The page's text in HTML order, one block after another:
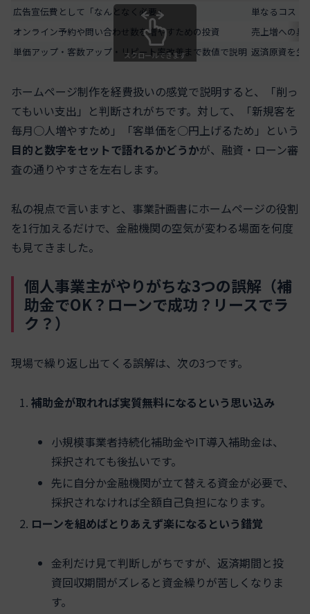
広告宣伝費として「なんとなく必要」
単なるコスト
オンライン予約や問い合わせ数を増やすための投資
売上増への具
単価アップ・客数アップ・リピート率改善まで数値で説明 返済原資を生
スクロールできます
ホームページ制作を経費扱いの感覚で説明すると、「削っ
てもいい支出」と判断されがちです。対して、「新規客を
毎月○人増やすため」「客単価を○円上げるため」という
目的と数字をセットで語れるかどうかが、融資・ローン審
査の通りやすさを左右します。
私の視点で言いますと、事業計画書にホームページの役割
を1行加えるだけで、金融機関の空気が変わる場面を何度
も見てきました。
個人事業主がやりがちな3つの誤解（補
助金でOK？ローンで成功？リースでラ
ク？）
現場で繰り返し出てくる誤解は、次の3つです。
補助金が取れれば実質無料になるという思い込み
小規模事業者持続化補助金やIT導入補助金は、
採択されても後払いです。
先に自分か金融機関が立て替える資金が必要で、
採択されなければ全額自己負担になります。
ローンを組めばとりあえず楽になるという錯覚
金利だけ見て判断しがちですが、返済期間と投
資回収期間がズレると資金繰りが苦しくなりま
す。